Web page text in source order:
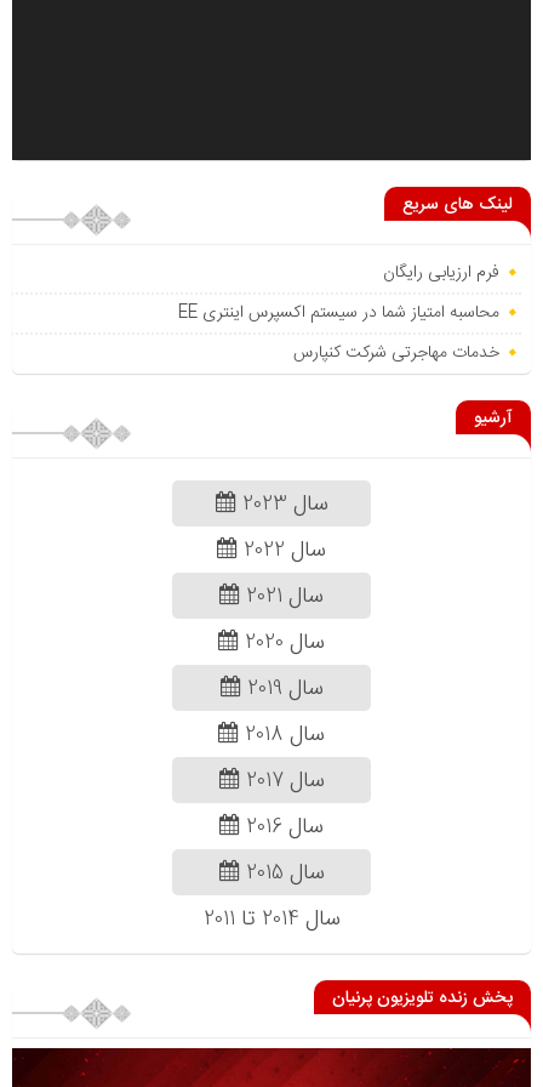
لینک های سریع
فرم ارزیابی رایگان
محاسبه امتیاز شما در سیستم اکسپرس اینتری EE
خدمات مهاجرتی شرکت کنپارس
آرشیو
سال 2023
سال 2022
سال 2021
سال 2020
سال 2019
سال 2018
سال 2017
سال 2016
سال 2015
سال 2014 تا 2011
پخش زنده تلویزیون پرنیان